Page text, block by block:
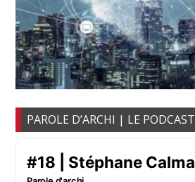
PAROLE D’ARCHI | LE PODCAST